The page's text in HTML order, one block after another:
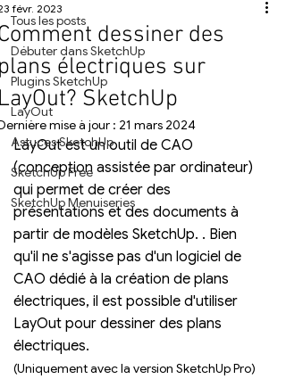
Tous les posts
Débuter dans SketchUp
Plugins SketchUp
LayOut
Astuces SketchUp
SketchUp Free
SketchUp Menuiseries
dessiner des
électriques sur
SketchUp
févr. 2023
mise à jour : 21 mars 2024
LayOut est un outil de CAO
(conception assistée par ordinateur)
qui permet de créer des
présentations et des documents à
partir de modèles SketchUp. . Bien
qu'il ne s'agisse pas d'un logiciel de
CAO dédié à la création de plans
électriques, il est possible d'utiliser
LayOut pour dessiner des plans
électriques.
(Uniquement avec la version SketchUp Pro)